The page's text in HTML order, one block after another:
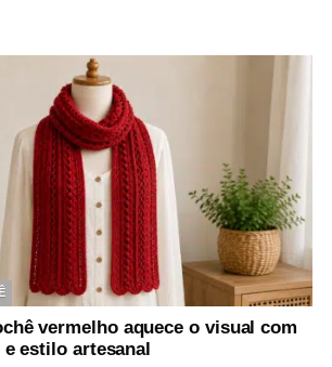
vermelho aquece o visual com
estilo artesanal